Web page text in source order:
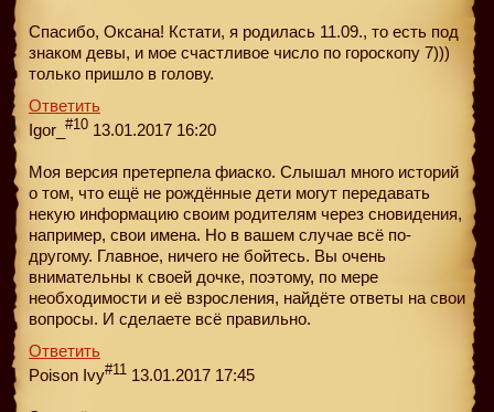
Спасибо, Оксана! Кстати, я родилась 11.09., то есть под
знаком девы, и мое счастливое число по гороскопу 7)))
только пришло в голову.
Ответить
Igor_ #10 13.01.2017 16:20
Моя версия претерпела фиаско. Слышал много историй
о том, что ещё не рождённые дети могут передавать
некую информацию своим родителям через сновидения,
например, свои имена. Но в вашем случае всё по-
другому. Главное, ничего не бойтесь. Вы очень
внимательны к своей дочке, поэтому, по мере
необходимости и её взросления, найдёте ответы на свои
вопросы. И сделаете всё правильно.
Ответить
Poison Ivy#11 13.01.2017 17:45